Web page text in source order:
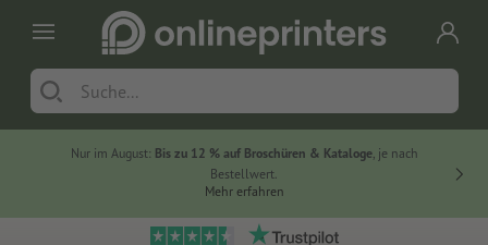
Nur im August: Bis zu 12 % auf Broschüren & Kataloge, je nach
Bestellwert.
Mehr erfahren